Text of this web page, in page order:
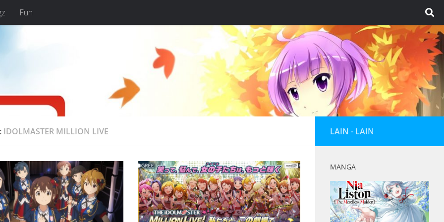
Fun
IDOLMASTER MILLION LIVE LAIN - LAIN
MANGA